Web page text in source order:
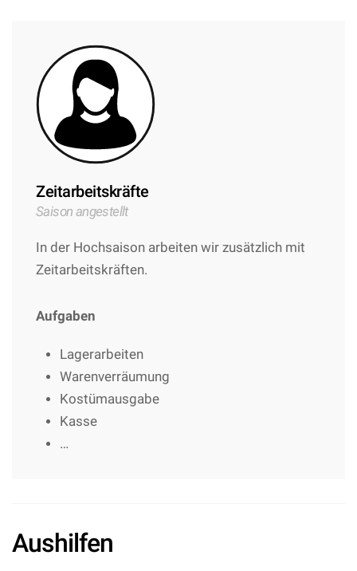
Zeitarbeitskräfte
Saison angestellt
In der Hochsaison arbeiten wir zusätzlich mit
Zeitarbeitskräften.
Aufgaben
Lagerarbeiten
Warenverräumung
Kostümausgabe
Kasse
…
Aushilfen